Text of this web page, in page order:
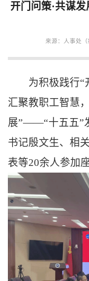
开门问策·共谋
来源：人事处（
为积极践行“
汇聚教职工智慧
展”——“十五五”
书记殷文生、相
表等20余人参加座